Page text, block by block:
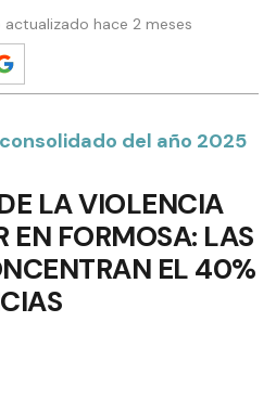
hace 2 meses
del año 2025
LA VIOLENCIA
EN FORMOSA: LAS
EL 40%